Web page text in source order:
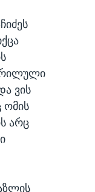
ვის
ომის
არც